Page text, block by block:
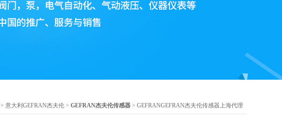
> 意大利GEFRAN杰夫伦 > GEFRAN杰夫伦传感器 > GEFRANGEFRAN杰夫伦传感器上海代理